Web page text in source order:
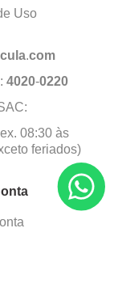
Uso
.com
4020-0220
08:30 às
feriados)